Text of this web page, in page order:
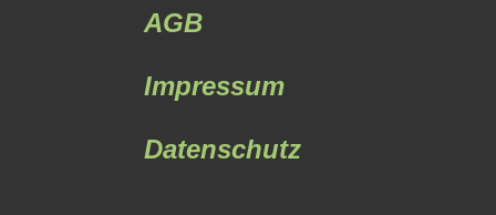
AGB
Impressum
Datenschutz